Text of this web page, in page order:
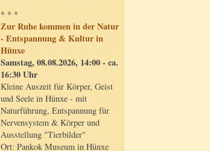
* * *
Zur Ruhe kommen in der Natur
- Entspannung & Kultur in
Hünxe
Samstag, 08.08.2026, 14:00 - ca.
16:30 Uhr
Kleine Auszeit für Körper, Geist
und Seele in Hünxe - mit
Naturführung, Entspannung für
Nervensystem & Körper und
Ausstellung "Tierbilder"
Ort: Pankok Museum in Hünxe